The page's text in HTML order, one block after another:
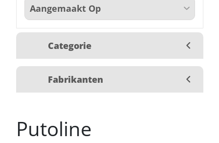
Categorie
Fabrikanten
Putoline